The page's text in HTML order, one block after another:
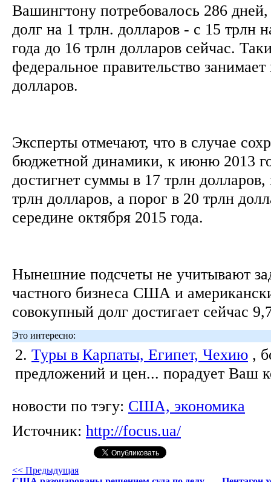
Вашингтону потребовалось 286
долг на 1 трлн. долларов - с 15 трлн
года до 16 трлн долларов сейчас.
федеральное правительство
долларов.
Эксперты отмечают, что в случае
бюджетной динамики, к июню 2013
достигнет суммы в 17 трлн
трлн долларов, а порог в 20 трлн
середине октября 2015 года.
Нынешние подсчеты не учитывают
частного бизнеса США и
совокупный долг достигает сейчас
Это интересно:
2. Туры в Карпаты, Египет, Чехию ,
предложений и цен... порадует Ваш
новости по тэгу: США, экономика
Источник: http://focus.ua/
<< Предыдущая